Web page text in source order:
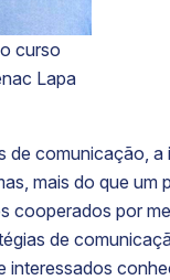
curso
Lapa
de comunicação,
mais do que
cooperados por
de
interessados